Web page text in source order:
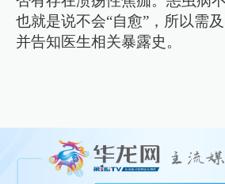
也就是说不会“自愈”，所以需
并告知医生相关暴露史。